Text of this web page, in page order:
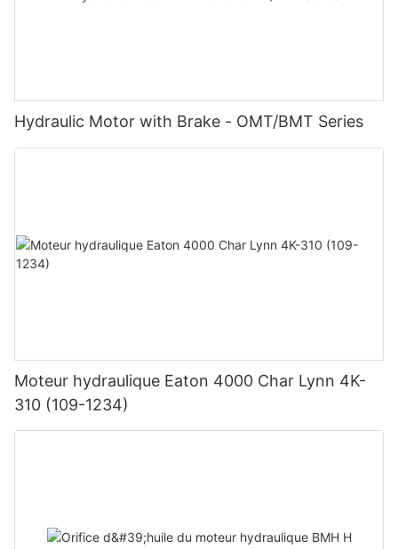
Hydraulic Motor with Brake - OMT/BMT Series
Moteur hydraulique Eaton 4000 Char Lynn 4K-
310 (109-1234)